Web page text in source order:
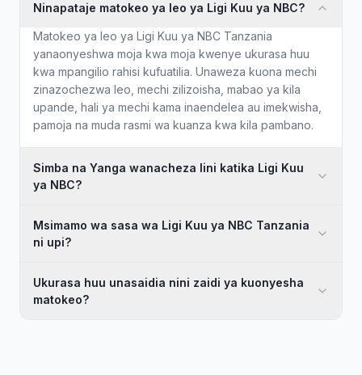
Ninapataje matokeo ya leo ya Ligi Kuu ya NBC?
Matokeo ya leo ya Ligi Kuu ya NBC Tanzania
yanaonyeshwa moja kwa moja kwenye ukurasa huu
kwa mpangilio rahisi kufuatilia. Unaweza kuona mechi
zinazochezwa leo, mechi zilizoisha, mabao ya kila
upande, hali ya mechi kama inaendelea au imekwisha,
pamoja na muda rasmi wa kuanza kwa kila pambano.
Simba na Yanga wanacheza lini katika Ligi Kuu
ya NBC?
Msimamo wa sasa wa Ligi Kuu ya NBC Tanzania
ni upi?
Ukurasa huu unasaidia nini zaidi ya kuonyesha
matokeo?